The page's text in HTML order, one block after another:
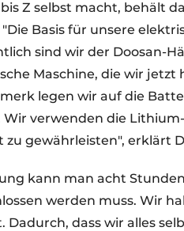
bis Z selbst macht, behält
Basis für unsere
sind wir der Doosan-
Maschine, die wir jetzt
legen wir auf die
verwenden die
zu gewährleisten", erklärt
kann man acht
werden muss. Wir
Dadurch, dass wir alles